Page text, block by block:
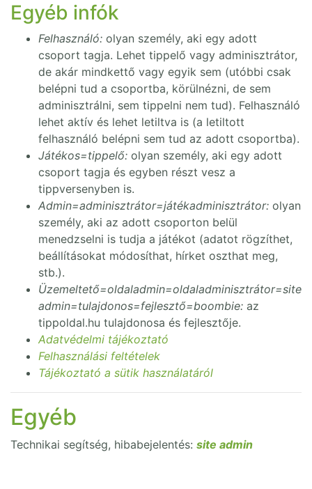
Egyéb infók
Felhasználó: olyan személy, aki egy adott
csoport tagja. Lehet tippelő vagy adminisztrátor,
de akár mindkettő vagy egyik sem (utóbbi csak
belépni tud a csoportba, körülnézni, de sem
adminisztrálni, sem tippelni nem tud). Felhasználó
lehet aktív és lehet letiltva is (a letiltott
felhasználó belépni sem tud az adott csoportba).
Játékos=tippelő: olyan személy, aki egy adott
csoport tagja és egyben részt vesz a
tippversenyben is.
Admin=adminisztrátor=játékadminisztrátor: olyan
személy, aki az adott csoporton belül
menedzselni is tudja a játékot (adatot rögzíthet,
beállításokat módosíthat, hírket oszthat meg,
stb.).
Üzemeltető=oldaladmin=oldaladminisztrátor=site
admin=tulajdonos=fejlesztő=boombie: az
tippoldal.hu tulajdonosa és fejlesztője.
Adatvédelmi tájékoztató
Felhasználási feltételek
Tájékoztató a sütik használatáról
Egyéb
Technikai segítség, hibabejelentés: site admin